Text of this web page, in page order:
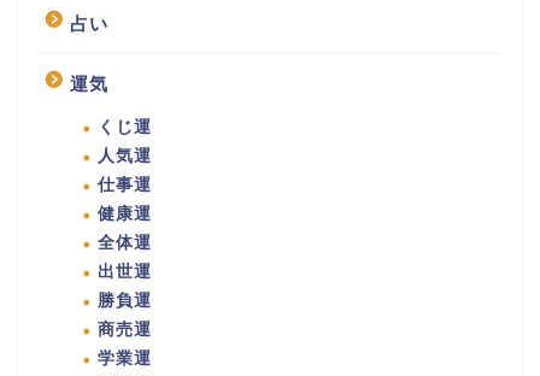
占い
運気
くじ運
人気運
仕事運
健康運
全体運
出世運
勝負運
商売運
学業運